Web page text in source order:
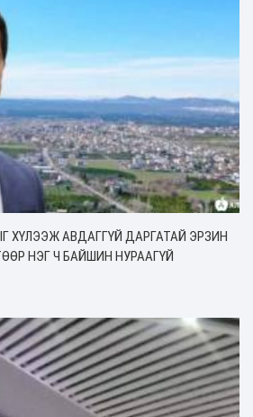
ХҮЛЭЭЖ АВДАГГҮЙ ДАРГАТАЙ ЭРЗИН
НЭГ Ч БАЙШИН НУРААГҮЙ